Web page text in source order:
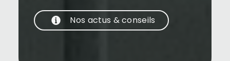
Nos actus & conseils